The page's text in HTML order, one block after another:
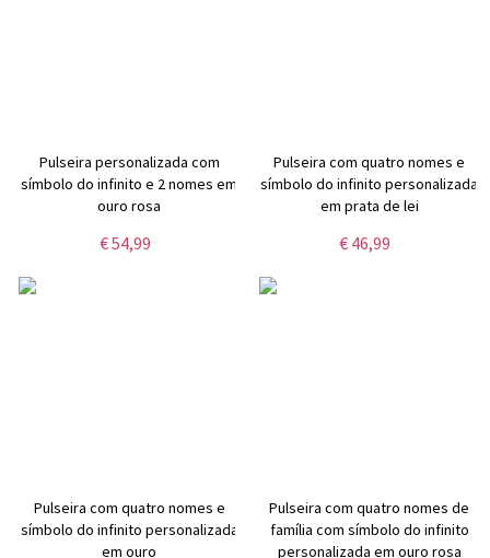
Pulseira personalizada com
símbolo do infinito e 2 nomes em
ouro rosa
€ 54,99
Pulseira com quatro nomes e
símbolo do infinito personalizada
em prata de lei
€ 46,99
Pulseira com quatro nomes e
símbolo do infinito personalizada
em ouro
Pulseira com quatro nomes de
família com símbolo do infinito
personalizada em ouro rosa